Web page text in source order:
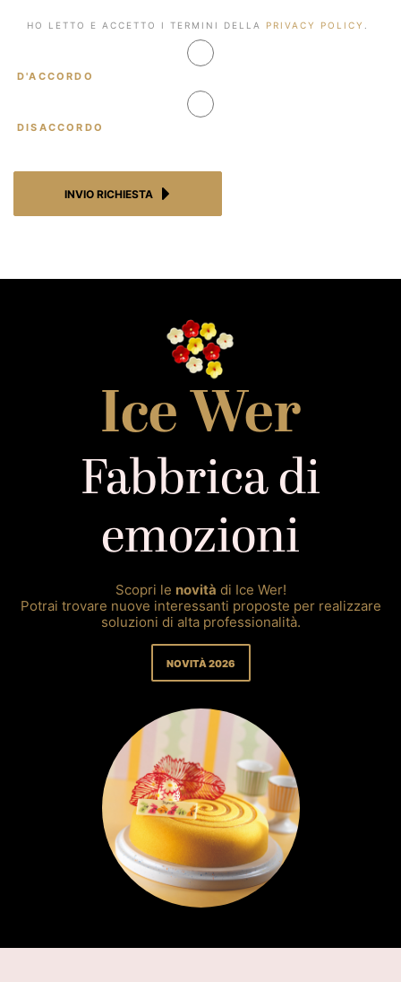
HO
ACCETTO
TERMINI
HO LETTO E ACCETTO I TERMINI DELLA PRIVACY POLICY
D'ACCORDO
DISACCORDO
INVIO RICHIESTA
Ice Wer
Fabbrica di
emozioni
Scopri le novità di Ice Wer!
Potrai trovare nuove interessanti proposte per realizzare
soluzioni di alta professionalità.
NOVITÀ 2026